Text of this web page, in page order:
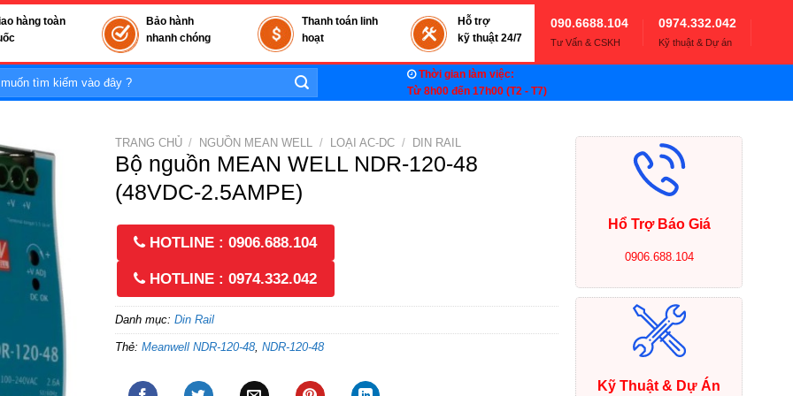
hàng toàn
Bảo hành
nhanh chóng
Thanh toán linh
hoạt
Hỗ trợ
kỹ thuật 24/7
090.6688.104
Tư Vấn & CSKH
0974.332.042
Kỹ thuật & Dự án
Thời gian làm việc:
Từ 8h00 đến 17h00 (T2 - T7)
TRANG CHỦ / NGUỒN MEAN WELL / LOẠI AC-DC / DIN RAIL
Bộ nguồn MEAN WELL NDR-120-48
(48VDC-2.5AMPE)
HOTLINE : 0906.688.104
HOTLINE : 0974.332.042
Danh mục: Din Rail
Thẻ: Meanwell NDR-120-48, NDR-120-48
Hổ Trợ Báo Giá
0906.688.104
Kỹ Thuật & Dự Án